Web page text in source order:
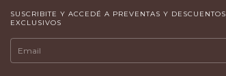
SUSCRIBITE Y ACCEDÉ A PREVENTAS Y DESCUENTOS
EXCLUSIVOS